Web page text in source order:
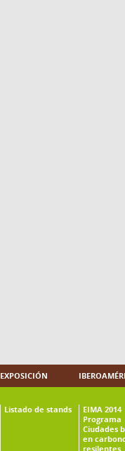
EXPOSICIÓN
Listado de stands
EIMA 2014
Programa
Ciudades
en
resilentes